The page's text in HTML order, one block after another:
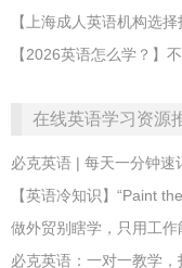
在线英语学习资源
必克英语 | 每天一分钟
【英语冷知识】“Paint
做外贸别瞎学，只用工
必克英语：一对一教学